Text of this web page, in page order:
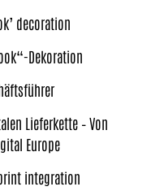
decoration
Dekoration
Lieferkette – Von
Europe
integration